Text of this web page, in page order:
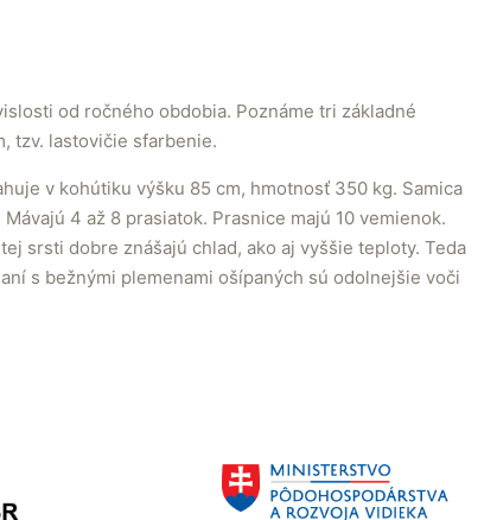
od ročného obdobia. Poznáme tri základné
tzv. lastovičie sfarbenie.
v kohútiku výšku 85 cm, hmotnosť 350 kg. Samica
4 až 8 prasiatok. Prasnice majú 10 vemienok.
srsti dobre znášajú chlad, ako aj vyššie teploty. Teda
s bežnými plemenami ošípaných sú odolnejšie voči